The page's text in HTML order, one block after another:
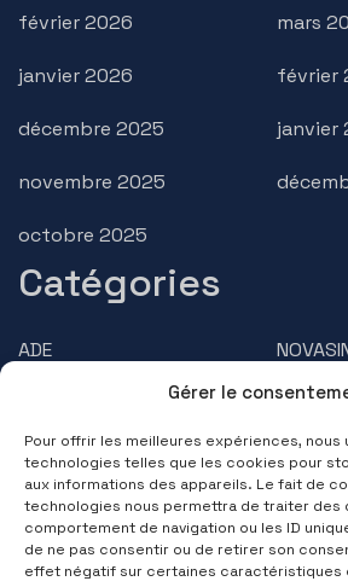
Gérer le
Pour offrir les meilleures expériences, nous
technologies telles que les cookies pour
aux informations des appareils. Le fait de
technologies nous permettra de traiter des
comportement de navigation ou les ID
de ne pas consentir ou de retirer son
effet négatif sur certaines caractéristiques
février 2026
janvier 2026
décembre 2025
novembre 2025
octobre 2025
mars
février
janvier
Catégories
ADE
BRUSS
Contactez-nous
(+33) 01 39 11 55 75